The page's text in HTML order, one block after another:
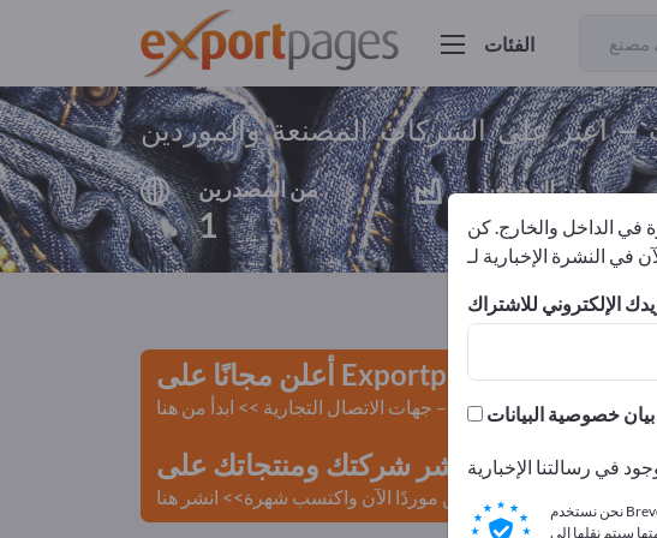
الفئات
– اعثر على الشركات المصنعة والموردين
من المصدرين
1
من المصنعين
1
أعلن مجانًا على Exportpages!
– السلع المستعملة – جهات الاتصال التجارية >> ابدأ من هنا
انشر شركتك ومنتجاتك على Exportpages.
كن موردًا الآن واكتسب شهرة>> انشر هنا
في الداخل والخارج. كن
نحن نستخدم Brevo كمنصة تسويق لدينا. بالنقر أدناه لإرسال هذا النموذج ، فإنك تقر بأن المعلومات التي